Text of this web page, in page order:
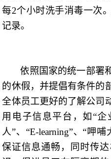
每2个小时洗手消毒一次
记录。
依照国家的统一部署
的休假，并提倡有条件的
全体员工更好的了解公司
用电子信息平台，如“
人”、“E-learning”、“呷
保证信息通畅，同时传